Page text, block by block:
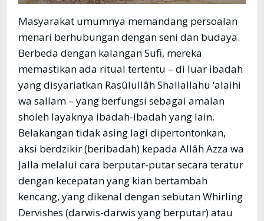
Masyarakat umumnya memandang persoalan
menari berhubungan dengan seni dan budaya.
Berbeda dengan kalangan Sufi, mereka
memastikan ada ritual tertentu – di luar ibadah
yang disyariatkan Rasûlullâh Shallallahu ‘alaihi
wa sallam – yang berfungsi sebagai amalan
sholeh layaknya ibadah-ibadah yang lain.
Belakangan tidak asing lagi dipertontonkan,
aksi berdzikir (beribadah) kepada Allâh Azza wa
Jalla melalui cara berputar-putar secara teratur
dengan kecepatan yang kian bertambah
kencang, yang dikenal dengan sebutan Whirling
Dervishes (darwis-darwis yang berputar) atau